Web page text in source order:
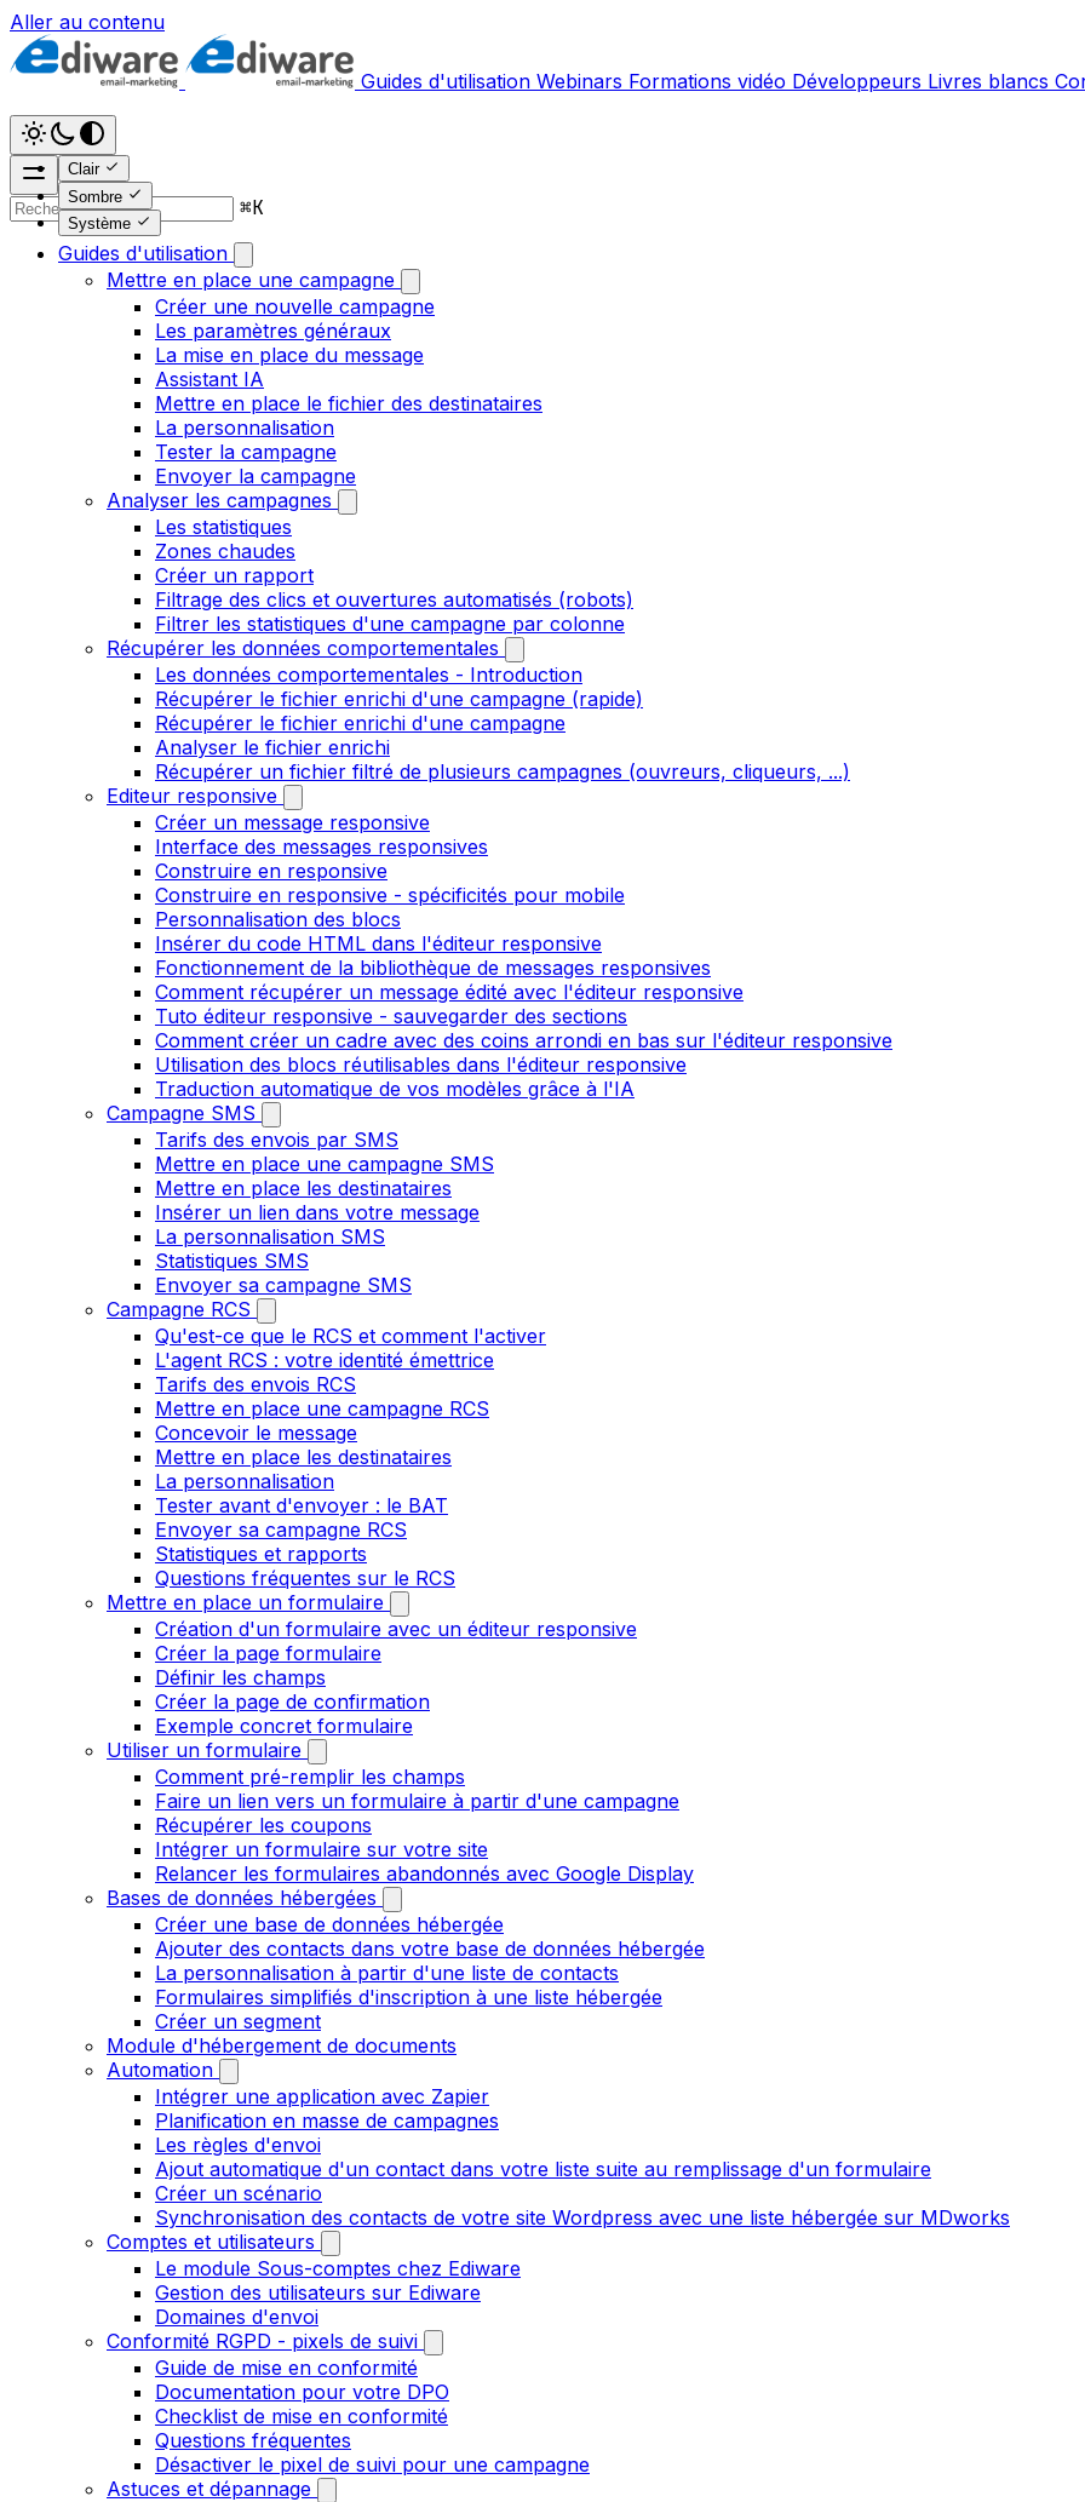
Aller au contenu
Guides d'utilisation Webinars Formations vidéo Développeurs Livres blancs
Clair
Sombre
Système
⌘K
Guides d'utilisation
Mettre en place une campagne
Créer une nouvelle campagne
Les paramètres généraux
La mise en place du message
Assistant IA
Mettre en place le fichier des destinataires
La personnalisation
Tester la campagne
Envoyer la campagne
Analyser les campagnes
Les statistiques
Zones chaudes
Créer un rapport
Filtrage des clics et ouvertures automatisés (robots)
Filtrer les statistiques d'une campagne par colonne
Récupérer les données comportementales
Les données comportementales - Introduction
Récupérer le fichier enrichi d'une campagne (rapide)
Récupérer le fichier enrichi d'une campagne
Analyser le fichier enrichi
Récupérer un fichier filtré de plusieurs campagnes (ouvreurs, cliqueurs, ...)
Editeur responsive
Créer un message responsive
Interface des messages responsives
Construire en responsive
Construire en responsive - spécificités pour mobile
Personnalisation des blocs
Insérer du code HTML dans l'éditeur responsive
Fonctionnement de la bibliothèque de messages responsives
Comment récupérer un message édité avec l'éditeur responsive
Tuto éditeur responsive - sauvegarder des sections
Comment créer un cadre avec des coins arrondi en bas sur l'éditeur responsive
Utilisation des blocs réutilisables dans l'éditeur responsive
Traduction automatique de vos modèles grâce à l'IA
Campagne SMS
Tarifs des envois par SMS
Mettre en place une campagne SMS
Mettre en place les destinataires
Insérer un lien dans votre message
La personnalisation SMS
Statistiques SMS
Envoyer sa campagne SMS
Campagne RCS
Qu'est-ce que le RCS et comment l'activer
L'agent RCS : votre identité émettrice
Tarifs des envois RCS
Mettre en place une campagne RCS
Concevoir le message
Mettre en place les destinataires
La personnalisation
Tester avant d'envoyer : le BAT
Envoyer sa campagne RCS
Statistiques et rapports
Questions fréquentes sur le RCS
Mettre en place un formulaire
Création d'un formulaire avec un éditeur responsive
Créer la page formulaire
Définir les champs
Créer la page de confirmation
Exemple concret formulaire
Utiliser un formulaire
Comment pré-remplir les champs
Faire un lien vers un formulaire à partir d'une campagne
Récupérer les coupons
Intégrer un formulaire sur votre site
Relancer les formulaires abandonnés avec Google Display
Bases de données hébergées
Créer une base de données hébergée
Ajouter des contacts dans votre base de données hébergée
La personnalisation à partir d'une liste de contacts
Formulaires simplifiés d'inscription à une liste hébergée
Créer un segment
Module d'hébergement de documents
Automation
Intégrer une application avec Zapier
Planification en masse de campagnes
Les règles d'envoi
Ajout automatique d'un contact dans votre liste suite au remplissage d'un formulaire
Créer un scénario
Synchronisation des contacts de votre site Wordpress avec une liste hébergée sur MDworks
Comptes et utilisateurs
Le module Sous-comptes chez Ediware
Gestion des utilisateurs sur Ediware
Domaines d'envoi
Conformité RGPD - pixels de suivi
Guide de mise en conformité
Documentation pour votre DPO
Checklist de mise en conformité
Questions fréquentes
Désactiver le pixel de suivi pour une campagne
Astuces et dépannage